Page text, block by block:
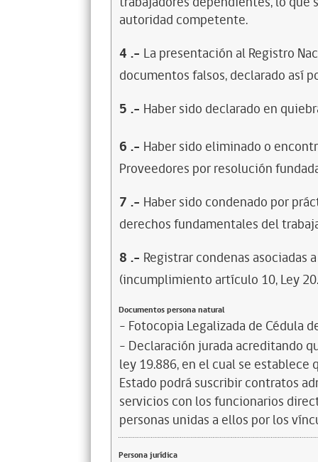
autoridad competente.
4 .- La presentación al Registro
documentos falsos, declarado así
5 .- Haber sido declarado en
6 .- Haber sido eliminado o
Proveedores por resolución
7 .- Haber sido condenado por
derechos fundamentales del
8 .- Registrar condenas asociadas
(incumplimiento artículo 10, Ley
Documentos persona natural
- Fotocopia Legalizada de Cédula
- Declaración jurada acreditando
ley 19.886, en el cual se
Estado podrá suscribir contratos
servicios con los funcionarios
personas unidas a ellos por los
Persona jurídica